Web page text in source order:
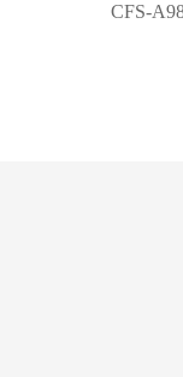
CFS-